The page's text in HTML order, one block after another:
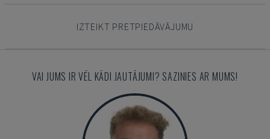
IZTEIKT PRETPIEDĀVĀJUMU
VAI JUMS IR VĒL KĀDI JAUTĀJUMI? SAZINIES AR MUMS!